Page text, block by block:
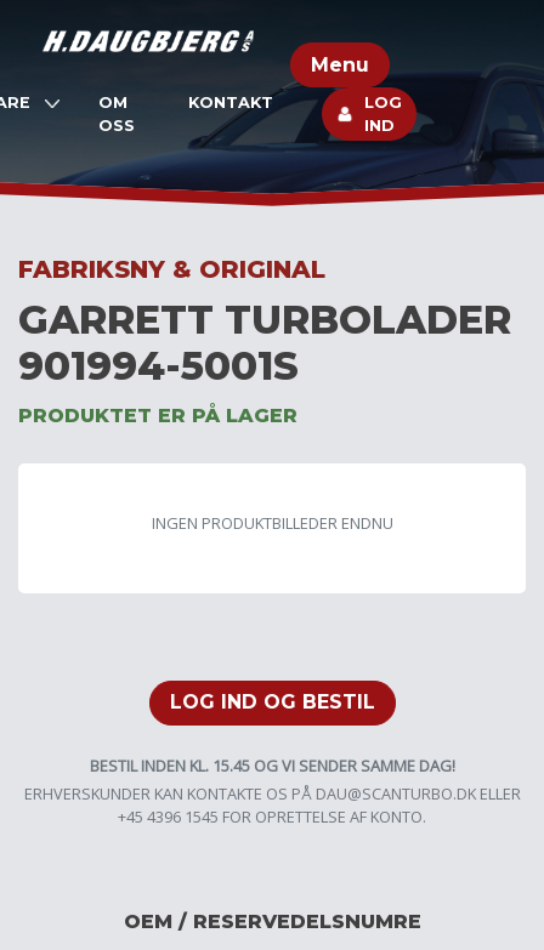
Menu
OM
OSS
KONTAKT
LOG
IND
FABRIKSNY & ORIGINAL
GARRETT TURBOLADER
901994-5001S
PRODUKTET ER PÅ LAGER
INGEN PRODUKTBILLEDER ENDNU
LOG IND OG BESTIL
BESTIL INDEN KL. 15.45 OG VI SENDER SAMME DAG!
ERHVERSKUNDER KAN KONTAKTE OS PÅ DAU@SCANTURBO.DKELLER
+45 4396 1545 FOR OPRETTELSE AF KONTO.
OEM / RESERVEDELSNUMRE